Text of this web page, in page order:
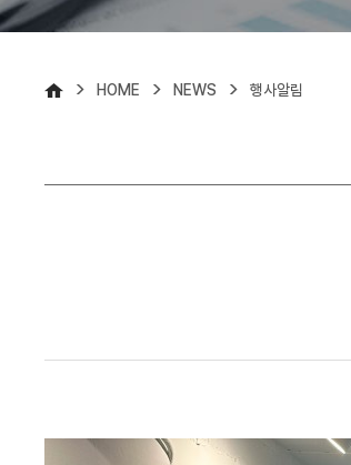
> HOME > NEWS > 행사알림